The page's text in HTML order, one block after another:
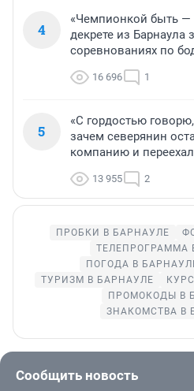
4
«Чемпионкой быть —
декрете из Барнаула
соревнованиях по
16 696 1
5
«С гордостью
зачем северянин
компанию и
13 955 2
ПРОБКИ В БАРНАУЛЕ
ТЕЛЕПРОГРАММА
ПОГОДА В
ТУРИЗМ В БАРНАУЛЕ
ПРОМОКОДЫ В
ЗНАКОМСТВА В
Сообщить новость